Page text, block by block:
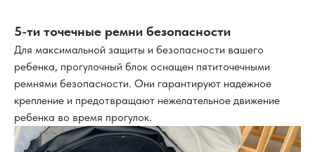
5-ти точечные ремни безопасности
Для максимальной защиты и безопасности вашего
ребенка, прогулочный блок оснащен пятиточечными
ремнями безопасности. Они гарантируют надежное
крепление и предотвращают нежелательное движение
ребенка во время прогулок.